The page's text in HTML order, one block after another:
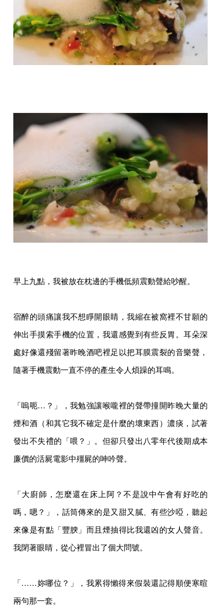
早上九點，我被放在枕邊的手機低頻震動聲給吵醒。
宿醉的頭痛讓我不想睜開眼睛，我縮在被窩裡不甘願的
伸出手摸索手機的位置，我還感覺到 有些反胃。耳朵深
處好像還殘留著昨晚酒吧裡足以把耳膜震裂的音樂聲，
隨著手機震動一直不停的產生令人煩躁的耳鳴。
「嗚呃…？」，我勉強讓喉嚨裡的聲帶撞開昨晚大量的
煙和酒（和其它我不確定是什麼的壞東西）濃痰，試著
發出不失禮的「喂？」。但卻只發出八零年代後期成本
廉價的活屍電影中殭屍的呻吟聲。
「大廚師，怎麼還在床上阿？不是說中午會有好吃的
嗎，嗯？」，話筒傳來的是又甜又膩、有些沙啞，聽起
來像是有點「豐腴」而且煙抽得比我還凶的女人聲音。
我閉著眼睛，從心裡冒出了個大問號。
「……妳哪位？」，我累得懶得來假裝還記得順便寒暄
兩句那一套。